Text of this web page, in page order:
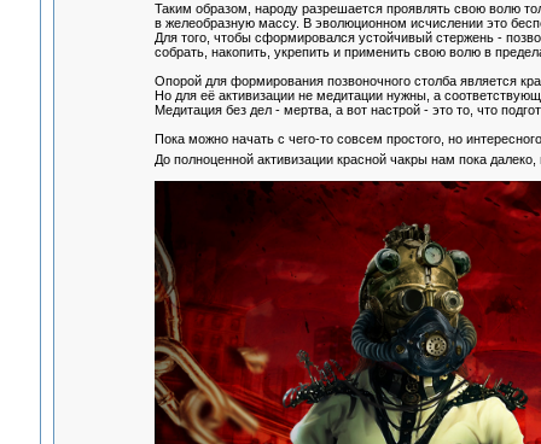
Таким образом, народу разрешается проявлять свою волю
в желеобразную массу. В эволюционном исчислении это
Для того, чтобы сформировался устойчивый стержень -
собрать, накопить, укрепить и применить свою волю в
Опорой для формирования позвоночного столба является
Но для её активизации не медитации нужны, а
Медитация без дел - мертва, а вот настрой - это то, что
Пока можно начать с чего-то совсем простого, но
До полноценной активизации красной чакры нам пока